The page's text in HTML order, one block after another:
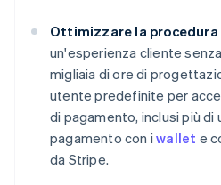
Ottimizzare la
un'esperienza cliente
migliaia di ore di
utente predefinite per
di pagamento, inclusi più di
pagamento con iwallet e
da Stripe.